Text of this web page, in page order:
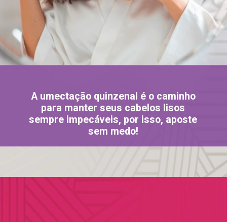
A umectação quinzenal é o caminho
para manter seus cabelos lisos
sempre impecáveis, por isso, aposte
sem medo!